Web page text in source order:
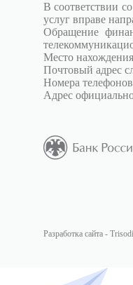
В соответствии
услуг вправе
Обращение
Место
Почтовый адрес
Номера
Адрес
Разработка сайта -